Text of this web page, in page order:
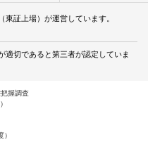
東証上場）が運営しています。
適切であると第三者が認定していま
握調査